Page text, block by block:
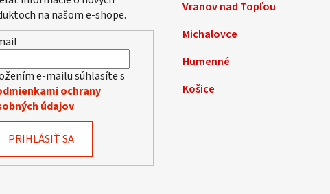
na našom e-shope.
e-mailu súhlasíte s
ochrany
údajov
PRIHLÁSIŤ SA
Vranov nad Topľou
Michalovce
Humenné
Košice